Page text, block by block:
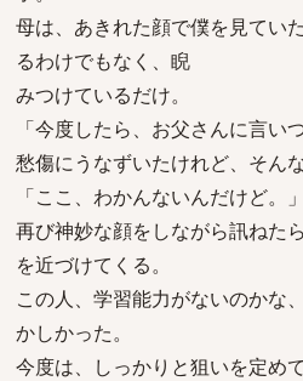
母は、あきれた顔で僕を見てい
るわけでもなく、睨
みつけているだけ。
「今度したら、お父さんに言い
愁傷にうなずいたけれど、そん
「ここ、わかんないんだけど。」
再び神妙な顔をしながら訊ねた
を近づけてくる。
この人、学習能力がないのかな
かしかった。
今度は、しっかりと狙いを定め